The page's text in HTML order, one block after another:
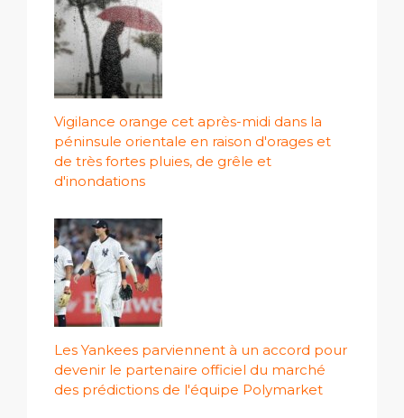
Vigilance orange cet après-midi dans la
péninsule orientale en raison d'orages et
de très fortes pluies, de grêle et
d'inondations
Les Yankees parviennent à un accord pour
devenir le partenaire officiel du marché
des prédictions de l'équipe Polymarket